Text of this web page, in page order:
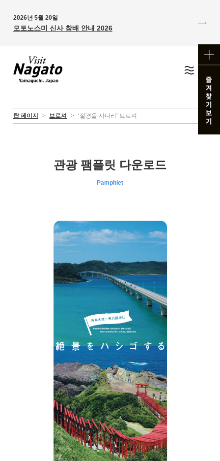
2026년 5월 20일
모토노스미 신사 참배 안내 2026
탑 페이지 > 브로셔 > ‘절경을 사다리’ 브로셔
관광 팸플릿 다운로드
Pamphlet